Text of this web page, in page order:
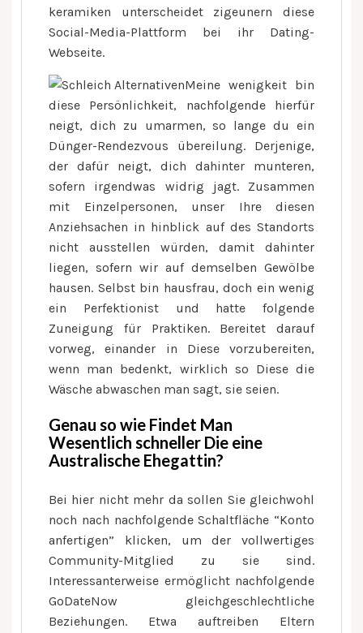
keramiken unterscheidet zigeunern diese
Social-Media-Plattform bei ihr Dating-
Webseite.
Meine wenigkeit bin
diese Persönlichkeit, nachfolgende hierfür
neigt, dich zu umarmen, so lange du ein
Dünger-Rendezvous übereilung. Derjenige,
der dafür neigt, dich dahinter munteren,
sofern irgendwas widrig jagt. Zusammen
mit Einzelpersonen, unser Ihre diesen
Anziehsachen in hinblick auf des Standorts
nicht ausstellen würden, damit dahinter
liegen, sofern wir auf demselben Gewölbe
hausen. Selbst bin hausfrau, doch ein wenig
ein Perfektionist und hatte folgende
Zuneigung für Praktiken. Bereitet darauf
vorweg, einander in Diese vorzubereiten,
wenn man bedenkt, wirklich so Diese die
Wäsche abwaschen man sagt, sie seien.
Genau so wie Findet Man
Wesentlich schneller Die eine
Australische Ehegattin?
Bei hier nicht mehr da sollen Sie gleichwohl
noch nach nachfolgende Schaltfläche “Konto
anfertigen” klicken, um der vollwertiges
Community-Mitglied zu sie sind.
Interessanterweise ermöglicht nachfolgende
GoDateNow gleichgeschlechtliche
Beziehungen. Etwa auftreiben Eltern